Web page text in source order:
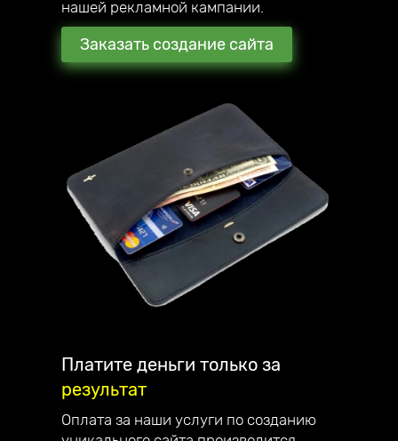
Юзефович, я руководитель компании
Unicode-Profi
Мы стараемся превзойти ожидания наших
своим знакомым и партнёрам.
С каждым клиентом общаюсь лично и
детально отвечаю на все вопросы.
Наша компания занимается созданием
сайтов, интернет-магазинов, лендингов и
их продвижением по всей России.
Являемся официальным партнёром
компании Mottor. Мы постоянно улучшаем
качество обслуживания. Работаем на
Наши достижения:
— в 2022 году начали разрабатывать свой
нашей рекламной кампании.
Заказать создание сайта
Платите деньги только за
результат
Оплата за наши услуги по созданию